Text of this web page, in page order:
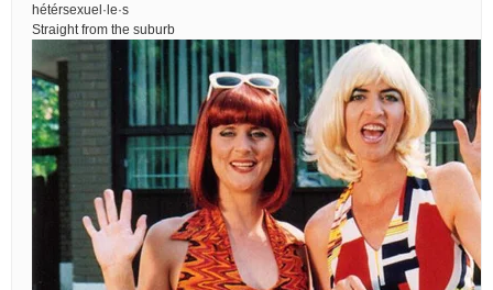
hétérsexuel·le·s
Straight from the suburb